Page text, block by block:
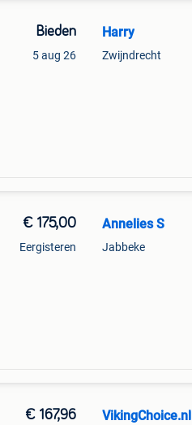
Bieden
5 aug 26
Harry
Zwijndrecht
€ 175,00
Eergisteren
Annelies S
Jabbeke
€ 167,96 VikingChoice.nl